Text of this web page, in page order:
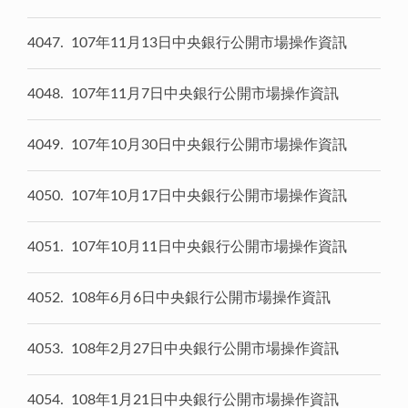
4047 107年11月13日中央銀行公開市場操作資訊
4048 107年11月7日中央銀行公開市場操作資訊
4049 107年10月30日中央銀行公開市場操作資訊
4050 107年10月17日中央銀行公開市場操作資訊
4051 107年10月11日中央銀行公開市場操作資訊
4052 108年6月6日中央銀行公開市場操作資訊
4053 108年2月27日中央銀行公開市場操作資訊
4054 108年1月21日中央銀行公開市場操作資訊